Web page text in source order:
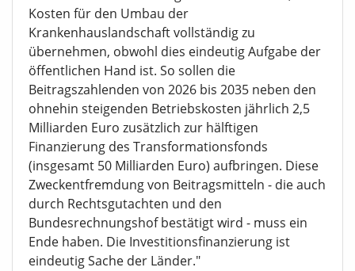
Kosten für den Umbau der
Krankenhauslandschaft vollständig zu
übernehmen, obwohl dies eindeutig Aufgabe der
öffentlichen Hand ist. So sollen die
Beitragszahlenden von 2026 bis 2035 neben den
ohnehin steigenden Betriebskosten jährlich 2,5
Milliarden Euro zusätzlich zur hälftigen
Finanzierung des Transformationsfonds
(insgesamt 50 Milliarden Euro) aufbringen. Diese
Zweckentfremdung von Beitragsmitteln - die auch
durch Rechtsgutachten und den
Bundesrechnungshof bestätigt wird - muss ein
Ende haben. Die Investitionsfinanzierung ist
eindeutig Sache der Länder."